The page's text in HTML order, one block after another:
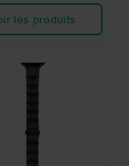
les produits